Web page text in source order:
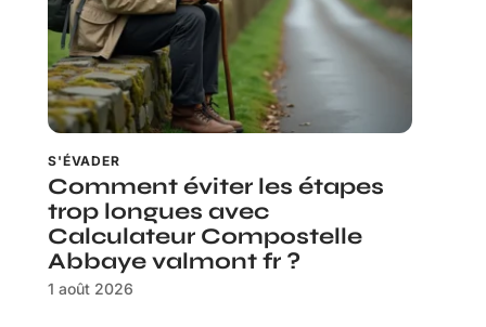
S'ÉVADER
Comment éviter les étapes
trop longues avec
Calculateur Compostelle
Abbaye valmont fr ?
1 août 2026